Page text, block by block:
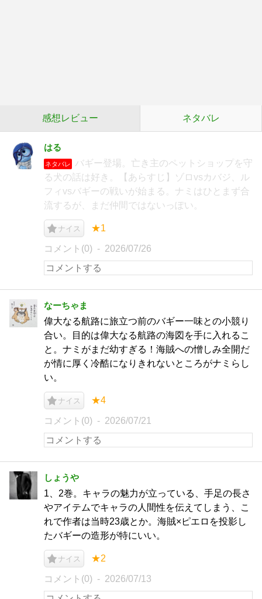
感想レビュー ネタバレ
はる
ネタバレ
バギー登場。亡き主のペットショップを守
る犬の話は好き。【あらすじ】ゾロvsカバジ、ル
フィvsバギーの戦いが始まる。ナミはひとまず合
流するが、まだ仲間ではないっぽい。
ナイス ★1
コメント(0) 2026/07/26
なーちゃま
偉大なる航路に旅立つ前のバギー一味との小競り
合い。目的は偉大なる航路の海図を手に入れるこ
と。ナミがまだ幼すぎる！海賊への憎しみ全開だ
が情に厚く冷酷になりきれないところがナミらし
い。
ナイス ★4
コメント(0) 2026/07/21
しょうや
1、2巻。キャラの魅力が立っている、手足の長さ
やアイテムでキャラの人間性を伝えてしまう、こ
れで作者は当時23歳とか。海賊×ピエロを投影し
たバギーの造形が特にいい。
ナイス ★2
コメント(0) 2026/07/13